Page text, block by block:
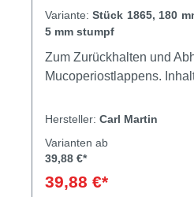
Variante: Stück 1865, 180
5 mm stumpf
Zum Zurückhalten und
Hersteller: Carl Martin
Varianten ab
39,88 €*
39,88 €*